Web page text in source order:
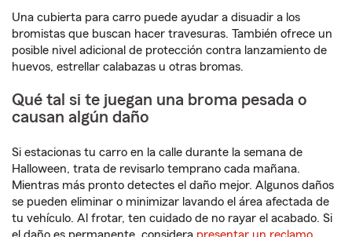
Una cubierta para carro puede ayudar a disuadir a los
bromistas que buscan hacer travesuras. También ofrece un
posible nivel adicional de protección contra lanzamiento de
huevos, estrellar calabazas u otras bromas.
Qué tal si te juegan una broma pesada o
causan algún daño
Si estacionas tu carro en la calle durante la semana de
Halloween, trata de revisarlo temprano cada mañana.
Mientras más pronto detectes el daño mejor. Algunos daños
se pueden eliminar o minimizar lavando el área afectada de
tu vehículo. Al frotar, ten cuidado de no rayar el acabado. Si